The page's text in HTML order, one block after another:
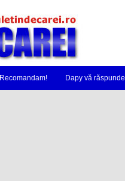
Recomandam! Dapy vă răspunde